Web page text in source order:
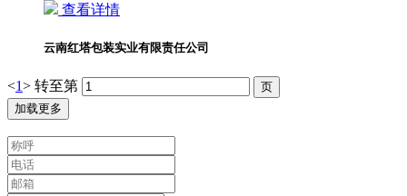
查看详情
云南红塔包装实业有限责任公司
<1> 转至第
加载更多